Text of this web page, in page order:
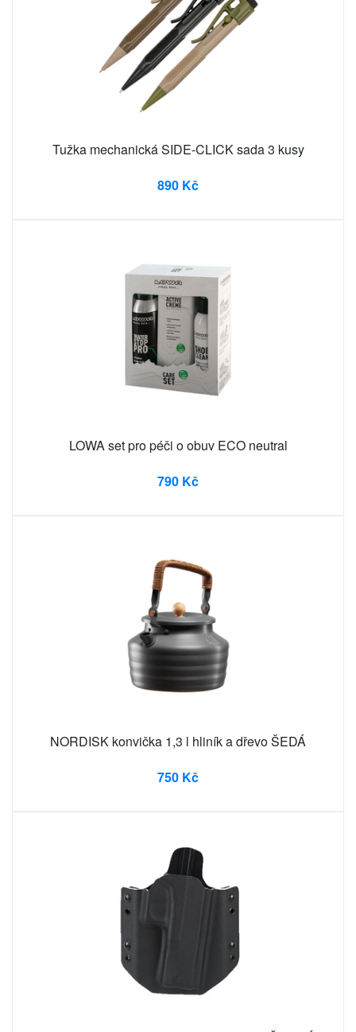
Tužka mechanická SIDE-CLICK sada 3 kusy
890 Kč
LOWA set pro péči o obuv ECO neutral
790 Kč
NORDISK konvička 1,3 l hliník a dřevo ŠEDÁ
750 Kč